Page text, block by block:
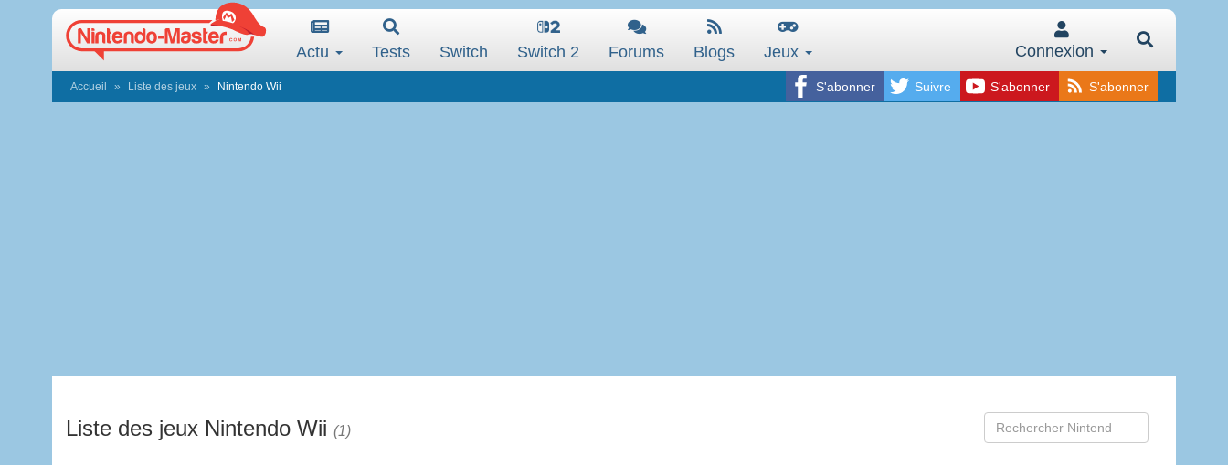
Actu Tests Switch Switch 2 Forums Blogs Jeux Connexion
S'abonner Suivre S'abonner S'abonner
Accueil Liste des jeux Nintendo Wii
Liste des jeux Nintendo Wii (1)